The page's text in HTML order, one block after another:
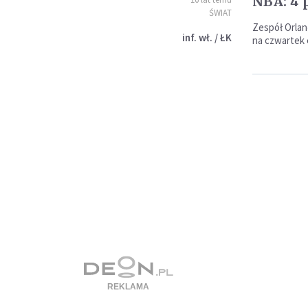
ŚWIAT
inf. wł. / ŁK
Zespół
na czwartek